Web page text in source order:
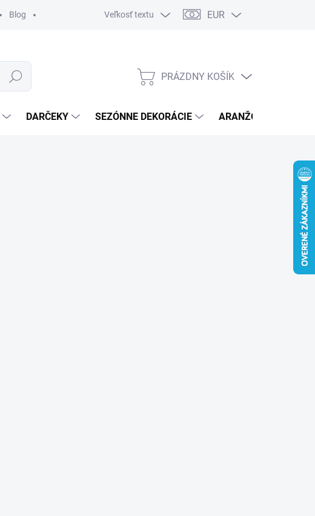
Blog Veľkosť textu EUR
Hľadať
NÁKUPNÝ
PRÁZDNY KOŠÍK
DARČEKY SEZÓNNE DEKORÁCIE ARANŽOVACÍ